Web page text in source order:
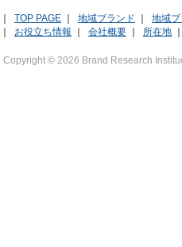
TOP PAGE 地域ブランド 地域
お役立ち情報 会社概要 所在地
Copyright © 2026 Brand Research